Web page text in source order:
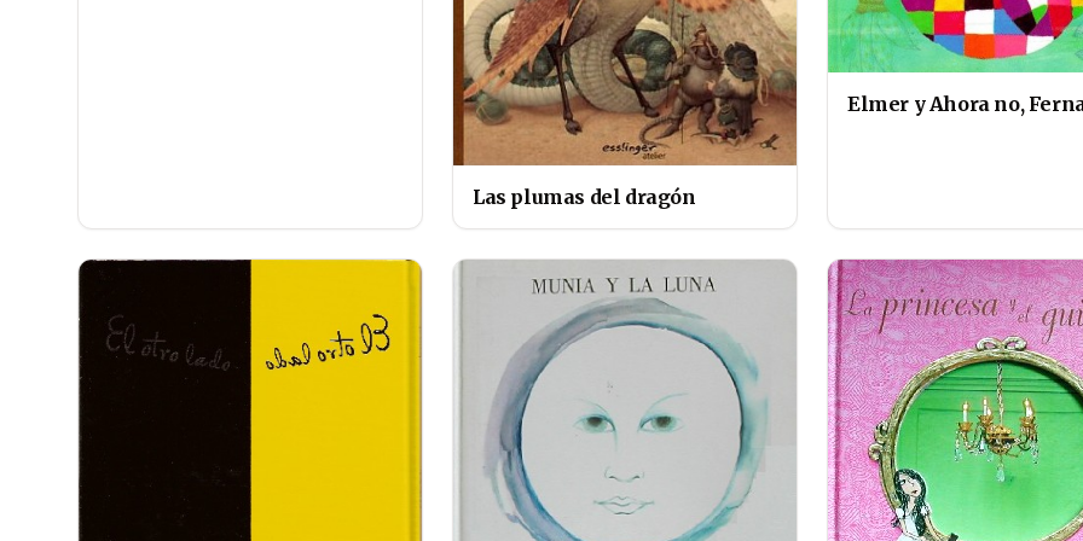
Las plumas del dragón
Elmer y Ahora no,